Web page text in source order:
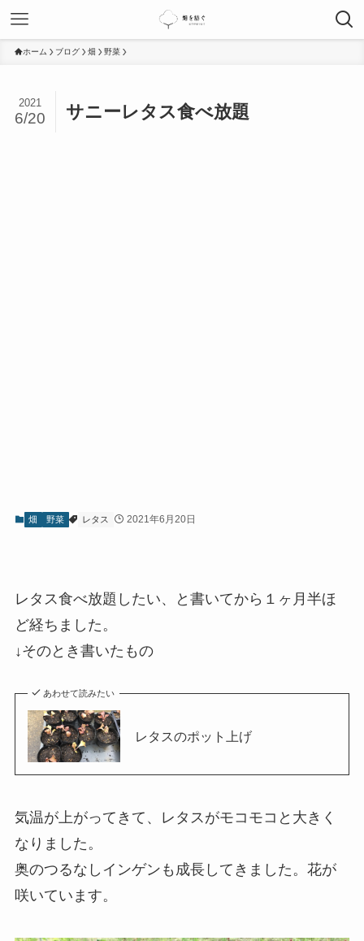
ホーム ブログ 畑 野菜
サニーレタス食べ放題
2021
6/20
畑 野菜 レタス 2021年6月20日
レタス食べ放題したい、と書いてから１ヶ月半ほ
ど経ちました。
↓そのとき書いたもの
あわせて読みたい
レタスのポット上げ
気温が上がってきて、レタスがモコモコと大きく
なりました。
奥のつるなしインゲンも成長してきました。花が
咲いています。